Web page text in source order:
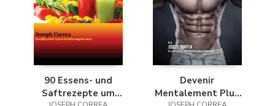
90 Essens- und
Saftrezepte um
Devenir
Mentalement Plus